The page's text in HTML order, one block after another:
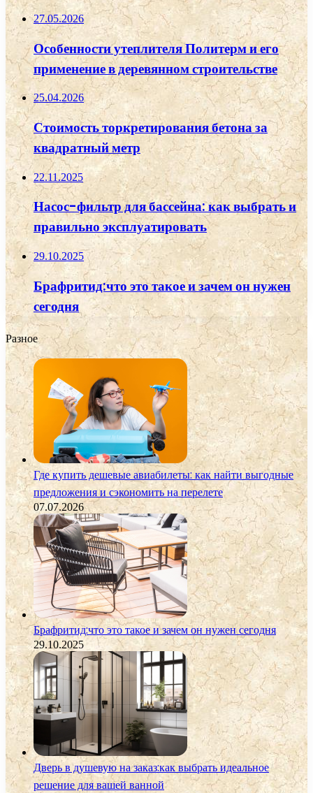
27.05.2026
Особенности утеплителя Политерм и его
применение в деревянном строительстве
25.04.2026
Стоимость торкретирования бетона за
квадратный метр
22.11.2025
Насос-фильтр для бассейна: как выбрать и
правильно эксплуатировать
29.10.2025
Брафритид:что это такое и зачем он нужен
сегодня
Разное
Где купить дешевые авиабилеты: как найти выгодные
предложения и сэкономить на перелете
07.07.2026
Брафритид:что это такое и зачем он нужен сегодня
29.10.2025
Дверь в душевую на заказ:как выбрать идеальное
решение для вашей ванной